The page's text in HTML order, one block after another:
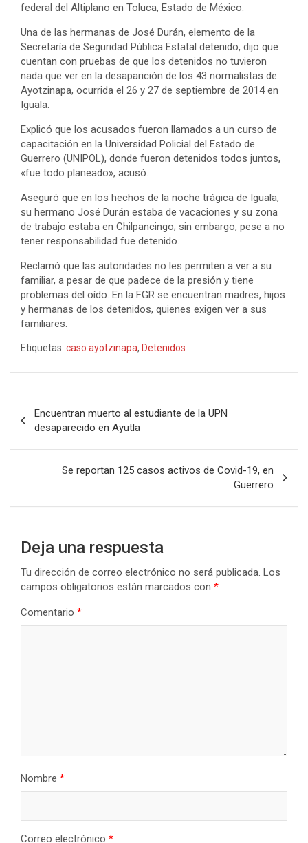
federal del Altiplano en Toluca, Estado de México.
Una de las hermanas de José Durán, elemento de la
Secretaría de Seguridad Pública Estatal detenido, dijo que
cuentan con pruebas de que los detenidos no tuvieron
nada que ver en la desaparición de los 43 normalistas de
Ayotzinapa, ocurrida el 26 y 27 de septiembre de 2014 en
Iguala.
Explicó que los acusados fueron llamados a un curso de
capacitación en la Universidad Policial del Estado de
Guerrero (UNIPOL), donde fueron detenidos todos juntos,
«fue todo planeado», acusó.
Aseguró que en los hechos de la noche trágica de Iguala,
su hermano José Durán estaba de vacaciones y su zona
de trabajo estaba en Chilpancingo; sin embargo, pese a no
tener responsabilidad fue detenido.
Reclamó que las autoridades no les permiten a ver a su
familiar, a pesar de que padece de la presión y tiene
problemas del oído. En la FGR se encuentran madres, hijos
y hermanas de los detenidos, quienes exigen ver a sus
familiares.
Etiquetas: caso ayotzinapa, Detenidos
de
entradas
Encuentran muerto al estudiante de la UPN
desaparecido en Ayutla
Se reportan 125 casos activos de Covid-19, en
Guerrero
Deja una respuesta
Tu dirección de correo electrónico no será publicada. Los
campos obligatorios están marcados con *
Comentario *
Nombre *
Correo electrónico *